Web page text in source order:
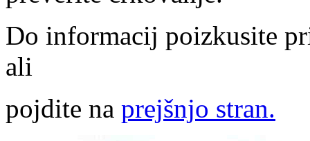
Do informacij poizkusite
ali
pojdite na prejšnjo stran.